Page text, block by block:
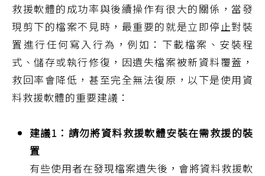
救援軟體的成功率與後續操作有很大的關係，當發
現剪下的檔案不見時，最重要的就是立即停止對裝
置進行任何寫入行為，例如：下載檔案、安裝程
式、儲存或執行修復，因遺失檔案被新資料覆蓋，
救回率會降低，甚至完全無法復原，以下是使用資
料救援軟體的重要建議：
建議1：請勿將資料救援軟體安裝在需救援的裝
置
有些使用者在發現檔案遺失後，會將資料救援軟